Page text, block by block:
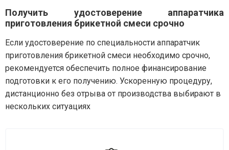
Получить удостоверение аппаратчика
приготовления брикетной смеси срочно
Если удостоверение по специальности аппаратчик
приготовления брикетной смеси необходимо срочно,
рекомендуется обеспечить полное финансирование
подготовки к его получению. Ускоренную процедуру,
дистанционно без отрыва от производства выбирают в
нескольких ситуациях